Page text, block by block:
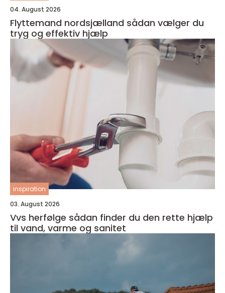
04. August 2026
Flyttemand nordsjælland sådan vælger du
tryg og effektiv hjælp
inspiration
03. August 2026
Vvs herfølge sådan finder du den rette hjælp
til vand, varme og sanitet